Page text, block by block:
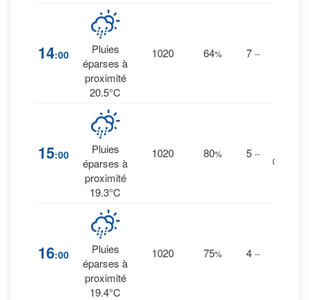
14:00
Pluies
éparses à
proximité
20.5°C
1020 64% 7 --
15:00
Pluies
éparses à
proximité
19.3°C
1020 80% 5 --
0 mm.
16:00
Pluies
éparses à
proximité
19.4°C
1020 75% 4 --